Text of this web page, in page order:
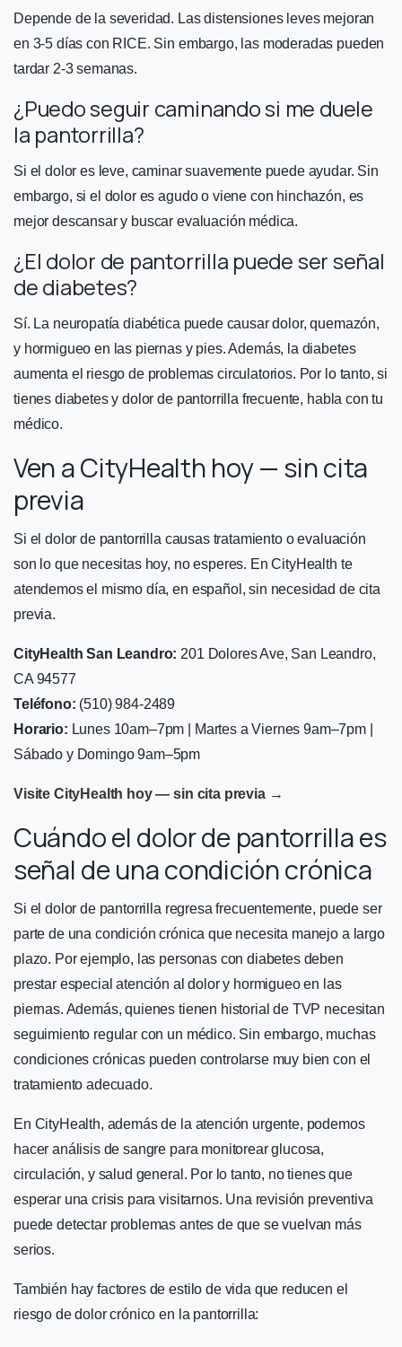
Depende de la severidad. Las distensiones leves mejoran
en 3-5 días con RICE. Sin embargo, las moderadas pueden
tardar 2-3 semanas.
¿Puedo seguir caminando si me duele
la pantorrilla?
Si el dolor es leve, caminar suavemente puede ayudar. Sin
embargo, si el dolor es agudo o viene con hinchazón, es
mejor descansar y buscar evaluación médica.
¿El dolor de pantorrilla puede ser señal
de diabetes?
Sí. La neuropatía diabética puede causar dolor, quemazón,
y hormigueo en las piernas y pies. Además, la diabetes
aumenta el riesgo de problemas circulatorios. Por lo tanto, si
tienes diabetes y dolor de pantorrilla frecuente, habla con tu
médico.
Ven a CityHealth hoy — sin cita
previa
Si el dolor de pantorrilla causas tratamiento o evaluación
son lo que necesitas hoy, no esperes. En CityHealth te
atendemos el mismo día, en español, sin necesidad de cita
previa.
CityHealth San Leandro: 201 Dolores Ave, San Leandro,
CA 94577
Teléfono: (510) 984-2489
Horario: Lunes 10am–7pm | Martes a Viernes 9am–7pm |
Sábado y Domingo 9am–5pm
Visite CityHealth hoy — sin cita previa →
Cuándo el dolor de pantorrilla es
señal de una condición crónica
Si el dolor de pantorrilla regresa frecuentemente, puede ser
parte de una condición crónica que necesita manejo a largo
plazo. Por ejemplo, las personas con diabetes deben
prestar especial atención al dolor y hormigueo en las
piernas. Además, quienes tienen historial de TVP necesitan
seguimiento regular con un médico. Sin embargo, muchas
condiciones crónicas pueden controlarse muy bien con el
tratamiento adecuado.
En CityHealth, además de la atención urgente, podemos
hacer análisis de sangre para monitorear glucosa,
circulación, y salud general. Por lo tanto, no tienes que
esperar una crisis para visitarnos. Una revisión preventiva
puede detectar problemas antes de que se vuelvan más
serios.
También hay factores de estilo de vida que reducen el
riesgo de dolor crónico en la pantorrilla: